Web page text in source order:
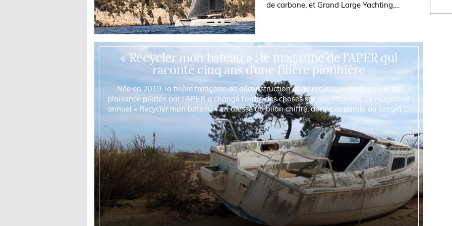
de carbone, et Grand Large Yachting,
« Recycler mon bateau » : le magazine de l'APER qui
raconte cinq ans d’une filière pionnière
Née en 2019, la filière française de déconstruction et de recyclage des bateaux de
plaisance pilotée par l’APER a changé l’ordre des choses sur nos littoraux. Le magazine
annuel « Recycler mon bateau » en dresse un bilan chiffré, donne la parole au terrain et
fixe les priorités du nouvel...